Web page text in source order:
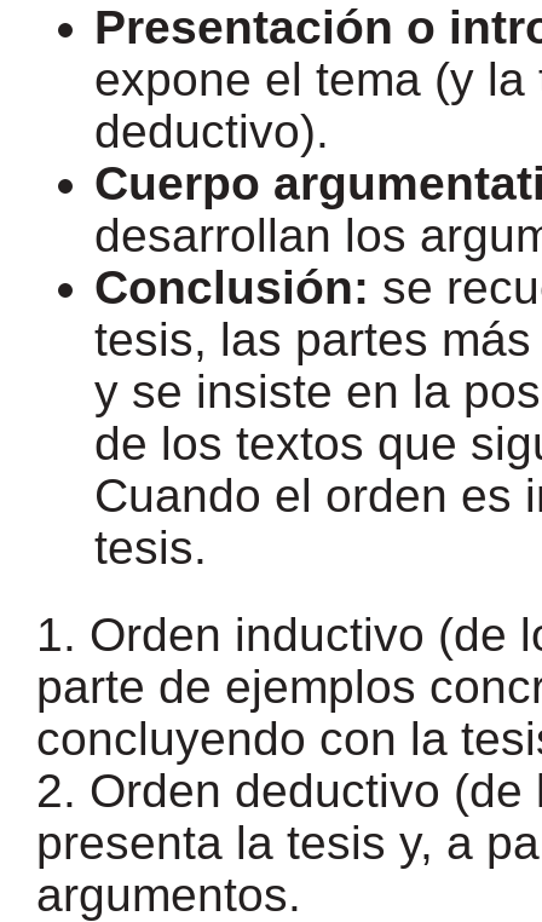
Presentación o
expone el tema (y
deductivo).
Cuerpo
desarrollan los
Conclusión: se
tesis, las partes
y se insiste en la
de los textos que
Cuando el orden es
tesis.
1. Orden inductivo (de
parte de ejemplos
concluyendo con la
2. Orden deductivo
presenta la tesis y, a
argumentos.